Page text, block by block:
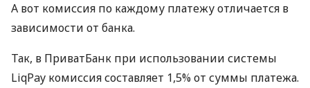
А вот комиссия по каждому платежу отличается в
зависимости от банка.
Так, в ПриватБанк при использовании системы
LiqPay комиссия составляет 1,5% от суммы платежа.